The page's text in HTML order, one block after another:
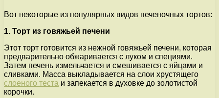
Вот некоторые из популярных видов печеночных тортов:
1. Торт из говяжьей печени
Этот торт готовится из нежной говяжьей печени, которая
предварительно обжаривается с луком и специями.
Затем печень измельчается и смешивается с яйцами и
сливками. Масса выкладывается на слои хрустящего
слоеного теста и запекается в духовке до золотистой
корочки.